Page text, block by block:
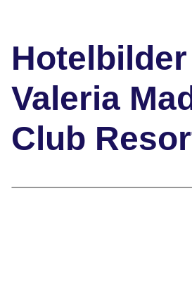
Hotelbilder
Valeria
Club